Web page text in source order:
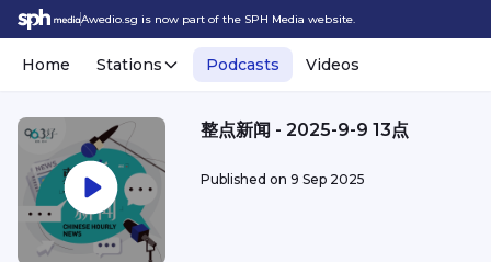
Awedio.sg is now part of the SPH Media website.
Home Stations Podcasts Videos
整点新闻 - 2025-9-9 13点
Published on 9 Sep 2025